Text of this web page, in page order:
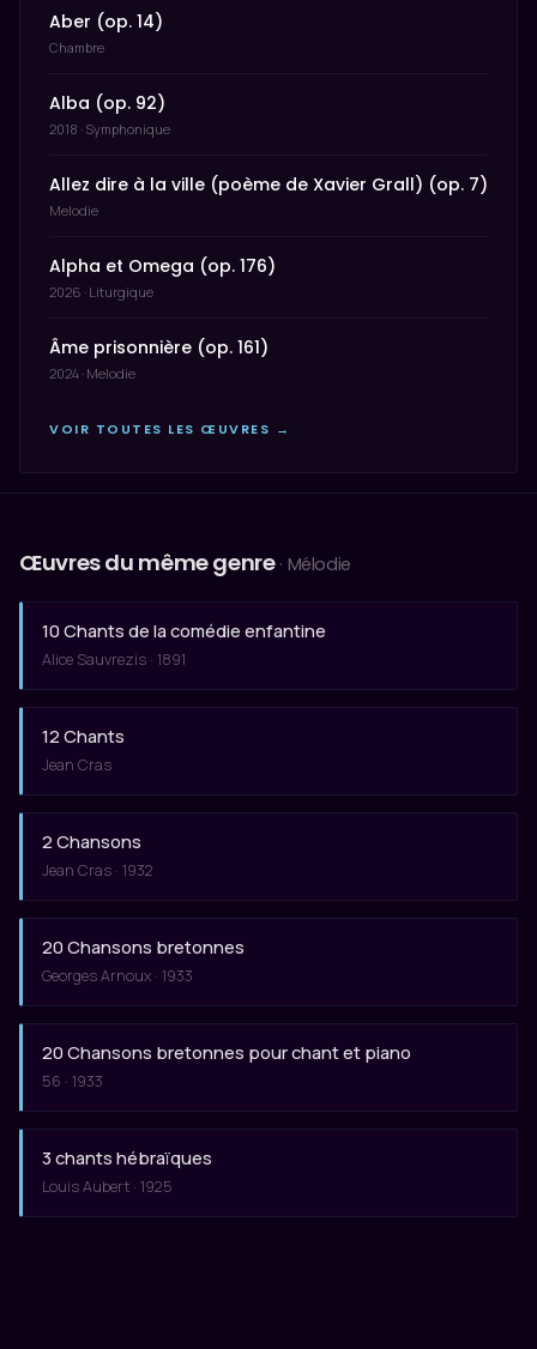
Aber (op. 14)
Chambre
Alba (op. 92)
2018 · Symphonique
Allez dire à la ville (poème de Xavier Grall) (op. 7)
Melodie
Alpha et Omega (op. 176)
2026 · Liturgique
Âme prisonnière (op. 161)
2024 · Melodie
VOIR TOUTES LES ŒUVRES →
Œuvres du même genre · Mélodie
10 Chants de la comédie enfantine
Alice Sauvrezis · 1891
12 Chants
Jean Cras
2 Chansons
Jean Cras · 1932
20 Chansons bretonnes
Georges Arnoux · 1933
20 Chansons bretonnes pour chant et piano
56 · 1933
3 chants hébraïques
Louis Aubert · 1925